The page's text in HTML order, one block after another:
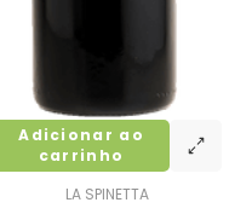
LA SPINETTA
Adicionar ao
carrinho